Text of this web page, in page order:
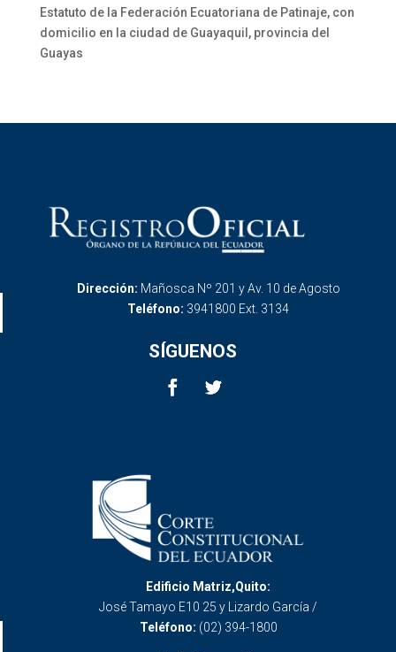
Estatuto de la Federación Ecuatoriana de Patinaje, con
domicilio en la ciudad de Guayaquil, provincia del
Guayas
Dirección: Mañosca Nº 201 y Av. 10 de Agosto
Teléfono: 3941800 Ext. 3134
SÍGUENOS
Edificio Matriz,Quito:
José Tamayo E10 25 y Lizardo García /
Teléfono: (02) 394-1800